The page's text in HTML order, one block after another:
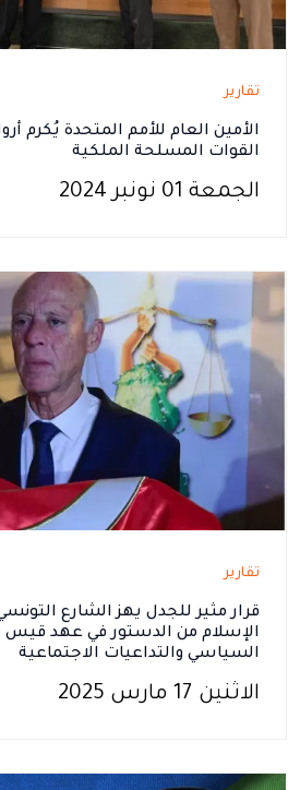
تقارير
الأمين العام للأمم المتحدة يُكرم
القوات المسلحة الملكية
الجمعة 01 نونبر 2024
تقارير
قرار مثير للجدل يهز الشارع
الإسلام من الدستور في عهد
السياسي والتداعيات الاجتماعية
الاثنين 17 مارس 2025